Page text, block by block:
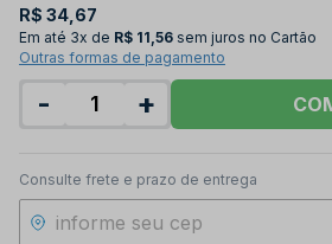
R$ 34,67
Em até 3x de R$ 11,56 sem juros no Cartão
Outras formas de pagamento
- +
Consulte frete e prazo de entrega